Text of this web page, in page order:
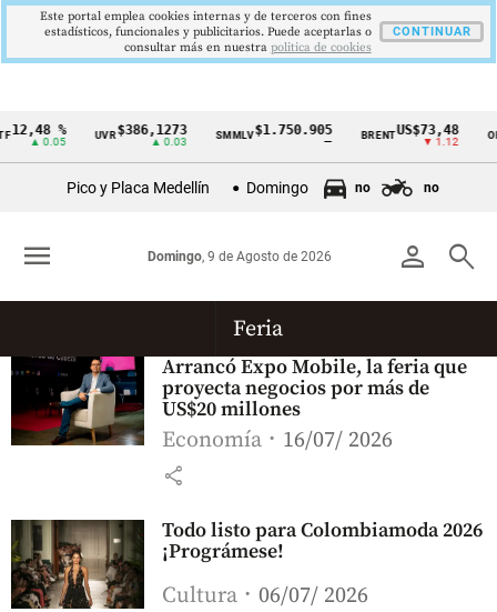
Cintillo
Colombia
12,48 %
▲ 0.05
UVR$386,1273
▲ 0.03
SMMLV $1.750.905
—
BRENTUS$73,48
▼ 1.12
Pico y Placa Medellín Domingo no no
person search
Domingo, 9 de Agosto de 2026
menu
Feria
Arrancó Expo Mobile, la feria que
proyecta negocios por más de
US$20 millones
Economía 16/07/ 2026
share
Todo listo para Colombiamoda 2026
¡Prográmese!
Cultura 06/07/ 2026
Este portal emplea cookies internas y de terceros con fines
estadísticos, funcionales y publicitarios. Puede aceptarlas o
consultar más en nuestra politica de cookies
CONTINUAR